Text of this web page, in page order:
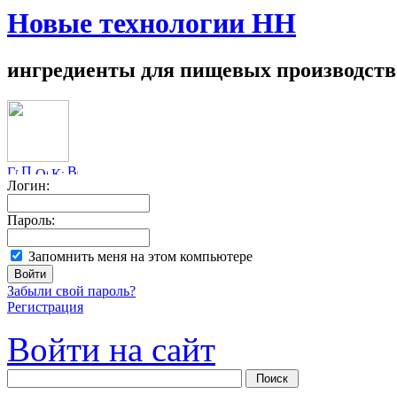
Новые технологии НН
ингредиенты для пищевых производств
Логин:
Пароль:
Запомнить меня на этом компьютере
Забыли свой пароль?
Регистрация
Войти на сайт